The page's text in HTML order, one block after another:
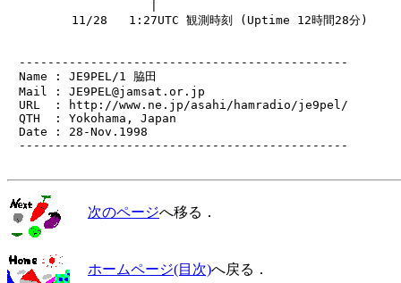
11/28   1:27UTC 観測時刻 (Uptime 12時間28分)
----------------------------------------------
Name : JE9PEL/1 脇田
Mail : JE9PEL@jamsat.or.jp
URL  : http://www.ne.jp/asahi/hamradio/je9pel/
QTH  : Yokohama, Japan
Date : 28-Nov.1998
----------------------------------------------
次のページへ移る．
ホームページ(目次)へ戻る．